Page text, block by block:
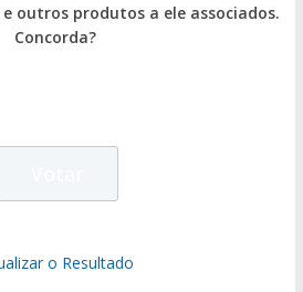
outros produtos a ele associados.
Concorda?
o Resultado